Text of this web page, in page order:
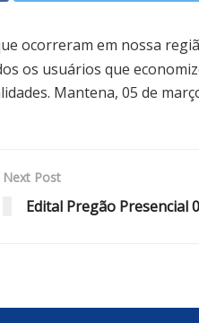
ocorreram em nossa
os usuários que
Mantena, 05 de
Next Post
Edital Pregão Presencial